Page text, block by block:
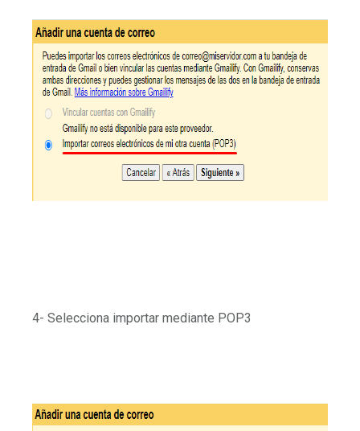
4- Selecciona importar mediante POP3